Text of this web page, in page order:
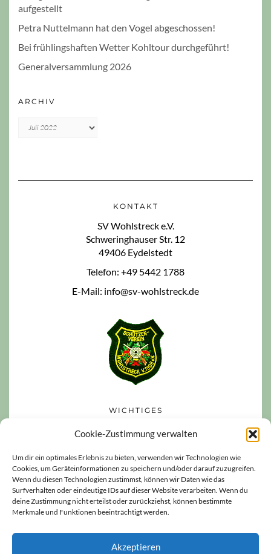
Cookie-Zustimmung verwalten
Um dir ein optimales Erlebnis zu bieten, verwenden wir Technologien wie
Cookies, um Geräteinformationen zu speichern und/oder darauf zuzugreifen.
Wenn du diesen Technologien zustimmst, können wir Daten wie das
Surfverhalten oder eindeutige IDs auf dieser Website verarbeiten. Wenn du
deine Zustimmung nicht erteilst oder zurückziehst, können bestimmte
Merkmale und Funktionen beeinträchtigt werden.
Akzeptieren
aufgestellt
Petra Nuttelmann hat den Vogel abgeschossen!
Bei frühlingshaften Wetter Kohltour durchgeführt!
Generalversammlung 2026
ARCHIV
Archiv
KONTAKT
SV Wohlstreck e.V.
Schweringhauser Str. 12
49406 Eydelstedt
Telefon: +49 5442 1788
E-Mail: info@sv-wohlstreck.de
WICHTIGES
Datenschutzerklärung
Impressum
Haftungsausschluss
Cookie-Richtlinie (EU)